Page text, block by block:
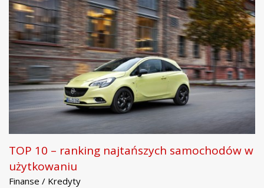
TOP 10 – ranking najtańszych samochodów w
użytkowaniu
Finanse / Kredyty